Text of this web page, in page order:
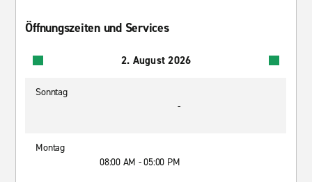
Öffnungszeiten und Services
2. August 2026
Sonntag
-
Montag
08:00 AM - 05:00 PM